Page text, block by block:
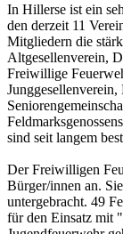
In Hillerse ist ein
den derzeit 11
Mitgliedern die
Altgesellenverein,
Freiwillige
Junggesellenverein,
sind seit langem
Der Freiwilligen
Bürger/innen an.
untergebracht. 49
für den Einsatz mit